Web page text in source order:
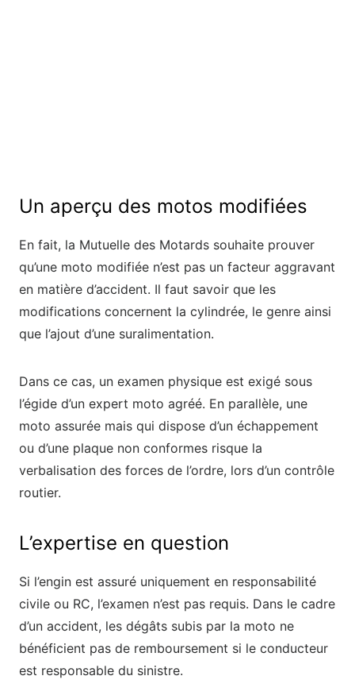
Un aperçu des motos modifiées
En fait, la Mutuelle des Motards souhaite prouver
qu’une moto modifiée n’est pas un facteur aggravant
en matière d’accident. Il faut savoir que les
modifications concernent la cylindrée, le genre ainsi
que l’ajout d’une suralimentation.
Dans ce cas, un examen physique est exigé sous
l’égide d’un expert moto agréé. En parallèle, une
moto assurée mais qui dispose d’un échappement
ou d’une plaque non conformes risque la
verbalisation des forces de l’ordre, lors d’un contrôle
routier.
L’expertise en question
Si l’engin est assuré uniquement en responsabilité
civile ou RC, l’examen n’est pas requis. Dans le cadre
d’un accident, les dégâts subis par la moto ne
bénéficient pas de remboursement si le conducteur
est responsable du sinistre.